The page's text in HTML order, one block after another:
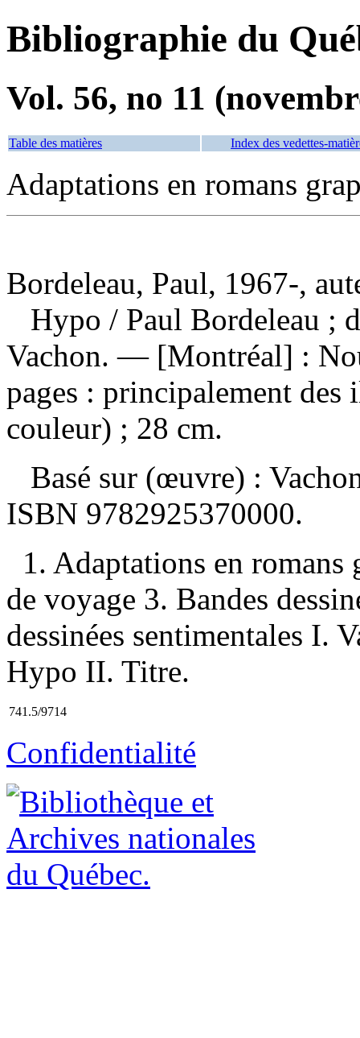
Bibliographie du
Vol. 56, no 11
Table des matières Index des vedettes-
Adaptations en romans
Bordeleau, Paul, 1967-,
Hypo / Paul Bordeleau ;
Vachon. — [Montréal] :
pages : principalement
couleur) ; 28 cm.
Basé sur (œuvre) :
ISBN 9782925370000.
1. Adaptations en romans
de voyage 3. Bandes
dessinées sentimentales I.
Hypo II. Titre.
741.5/9714
Confidentialité